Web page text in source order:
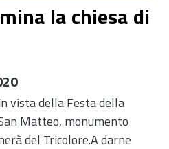
la chiesa di
vista della Festa della
Matteo, monumento
del Tricolore.A darne